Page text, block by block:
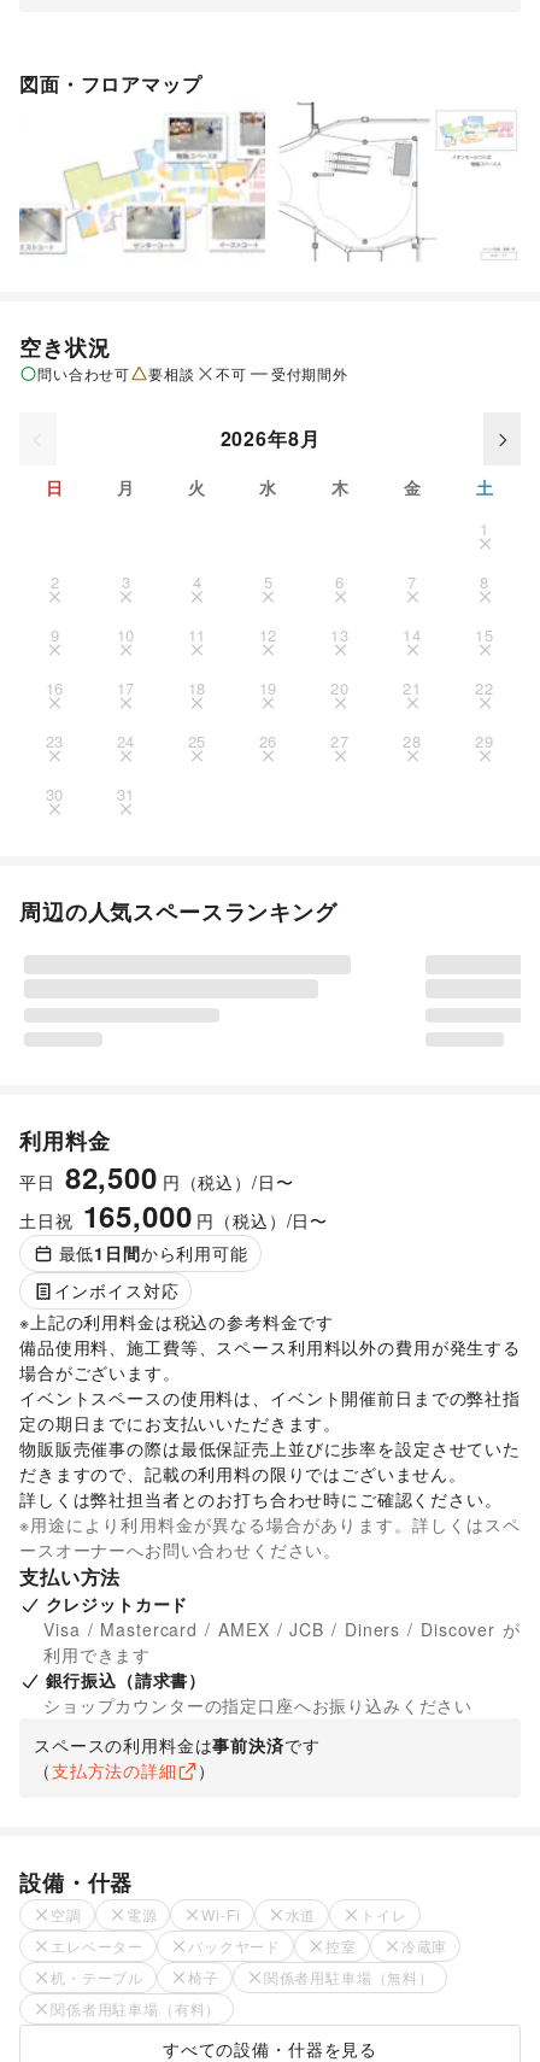
図面・フロアマップ
空き状況
問い合わせ可 要相談 不可 受付期間外
2026年8月
日 月 火 水 木 金 土
1
2 3 4 5 6 7 8
9 10 11 12 13 14 15
16 17 18 19 20 21 22
23 24 25 26 27 28 29
30 31
周辺の人気スペースランキング
利用料金
平日 82,500 円（税込）/日〜
土日祝 165,000 円（税込）/日〜
最低1 日間から利用可能
インボイス対応
※上記の利用料金は税込の参考料金です
備品使用料、施工費等、スペース利用料以外の費用が発生する
場合がございます。
イベントスペースの使用料は、イベント開催前日までの弊社指
定の期日までにお支払いいただきます。
物販販売催事の際は最低保証売上並びに歩率を設定させていた
だきますので、記載の利用料の限りではございません。
詳しくは弊社担当者とのお打ち合わせ時にご確認ください。
※用途により利用料金が異なる場合があります。詳しくはスペ
ースオーナーへお問い合わせください。
支払い方法
クレジットカード
Visa / Mastercard / AMEX / JCB / Diners / Discover が
利用できます
銀行振込（請求書）
ショップカウンターの指定口座へお振り込みください
スペースの利用料金は事前決済です
（支払方法の詳細 ）
設備・什器
空調 電源 Wi-Fi 水道
トイレ
エレベーター
バックヤード 控室
冷蔵庫
机・テーブル
椅子
関係者用駐車場（無料）
関係者用駐車場（有料）
すべての設備・什器を見る